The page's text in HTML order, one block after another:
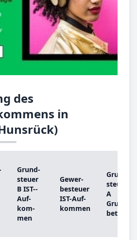
des
in
Grund­
steu­er
B IST-­
Auf­
kom­
men
Ge­wer­
be­steu­er
IST-­Auf­
kom­men
Grund­
steu­er
A
Grund­
be­trag